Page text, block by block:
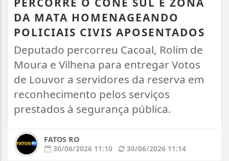
DA MATA HOMENAGEANDO
POLICIAIS CIVIS APOSENTADOS
Deputado percorreu Cacoal, Rolim de
Moura e Vilhena para entregar Votos
de Louvor a servidores da reserva em
reconhecimento pelos serviços
prestados à segurança pública.
FATOS RO
30/06/2026 11:10
30/06/2026 11:14